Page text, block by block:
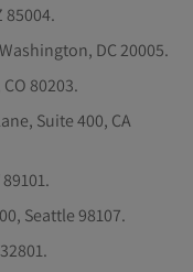
85004.
DC 20005.
80203.
Suite 400, CA
Seattle 98107.